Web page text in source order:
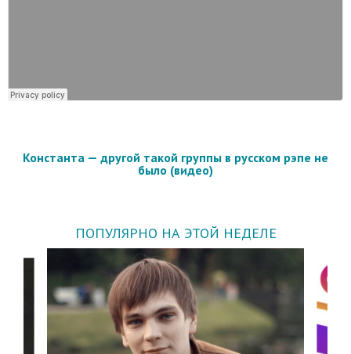
Константа — другой такой группы в русском рэпе не
было (видео)
ПОПУЛЯРНО НА ЭТОЙ НЕДЕЛЕ